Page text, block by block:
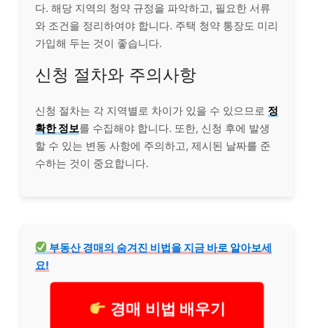
다. 해당 지역의 청약 규정을 파악하고, 필요한 서류
와 조건을 정리하여야 합니다. 주택 청약 통장도 미리
가입해 두는 것이 좋습니다.
신청 절차와 주의사항
신청 절차는 각 지역별로 차이가 있을 수 있으므로 정
확한 정보를 수집해야 합니다. 또한, 신청 후에 발생
할 수 있는 변동 사항에 주의하고, 제시된 날짜를 준
수하는 것이 중요합니다.
부동산 경매의 숨겨진 비법을 지금 바로 알아보세
요!
경매 비법 배우기